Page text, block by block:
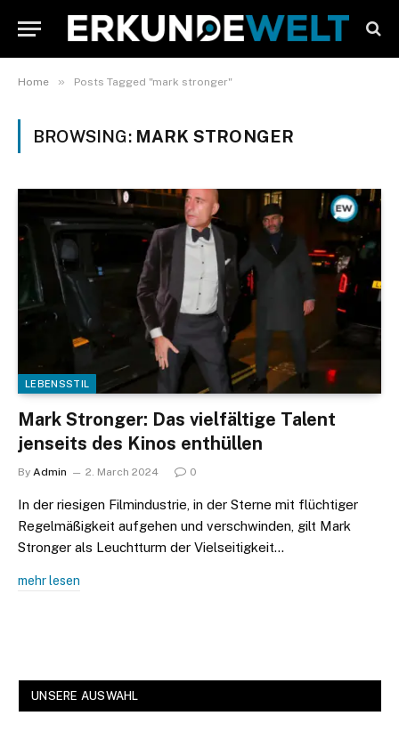
Home » Posts Tagged "mark stronger"
BROWSING: MARK STRONGER
LEBENSSTIL
Mark Stronger: Das vielfältige Talent
jenseits des Kinos enthüllen
By Admin 2. March 2024 0
In der riesigen Filmindustrie, in der Sterne mit flüchtiger
Regelmäßigkeit aufgehen und verschwinden, gilt Mark
Stronger als Leuchtturm der Vielseitigkeit…
mehr lesen
UNSERE AUSWAHL